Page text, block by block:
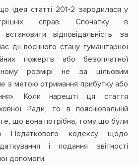
ідея статті 201-2 зародилася у
справ. Спочатку в
відповідальність за
дії воєнного стану гуманітарної
пожертв або безоплатної
розмірі не за цільовим
з метою отримання прибутку або
Коли нарешті ця стаття
Ради, то в пояснювальній
що вона потрібна, тому що були
Податкового кодексу щодо
і подання звітності
допомоги.